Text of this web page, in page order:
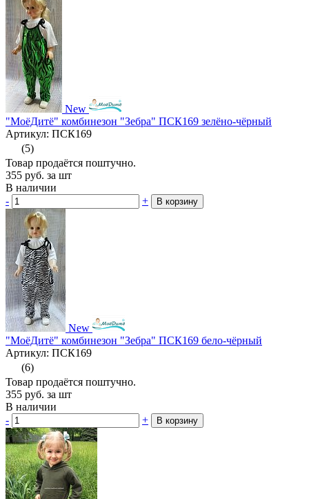
New
"МоёДитё" комбинезон "Зебра" ПСК169 зелёно-чёрный
Артикул: ПСК169
(5)
Товар продаётся поштучно.
355 руб. за шт
В наличии
-
+ В корзину
New
"МоёДитё" комбинезон "Зебра" ПСК169 бело-чёрный
Артикул: ПСК169
(6)
Товар продаётся поштучно.
355 руб. за шт
В наличии
-
+ В корзину